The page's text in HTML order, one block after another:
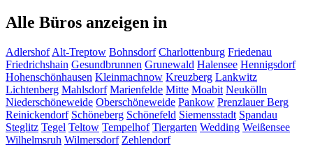
Alle Büros anzeigen in
Adlershof Alt-Treptow Bohnsdorf Charlottenburg Friedenau
Friedrichshain Gesundbrunnen Grunewald Halensee Hennigsdorf
Hohenschönhausen Kleinmachnow Kreuzberg Lankwitz
Lichtenberg Mahlsdorf Marienfelde Mitte Moabit Neukölln
Niederschöneweide Oberschöneweide Pankow Prenzlauer Berg
Reinickendorf Schöneberg Schönefeld Siemensstadt Spandau
Steglitz Tegel Teltow Tempelhof Tiergarten Wedding Weißensee
Wilhelmsruh Wilmersdorf Zehlendorf